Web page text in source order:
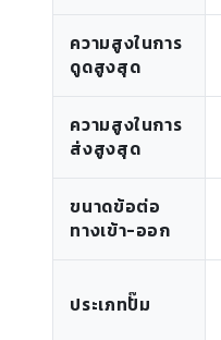
ความสูงในการ
ดูดสูงสุด
ความสูงในการ
ส่งสูงสุด
ขนาดข้อต่อ
ทางเข้า-ออก
ประเภทปั๊ม